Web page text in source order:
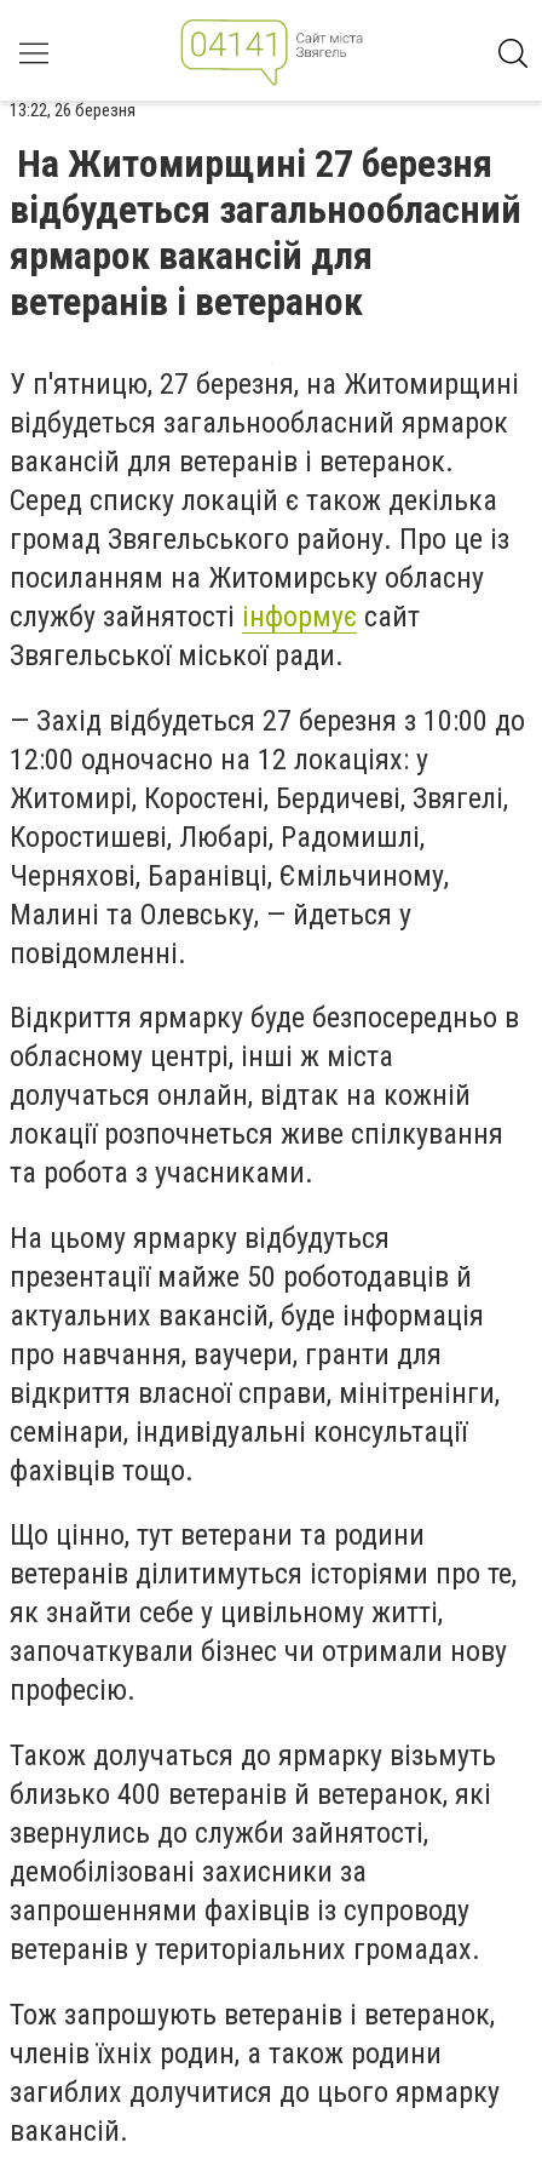
13:22, 26 березня
На Житомирщині 27 березня
відбудеться загальнообласний
ярмарок вакансій для
ветеранів і ветеранок
У п'ятницю, 27 березня, на Житомирщині
відбудеться загальнообласний ярмарок
вакансій для ветеранів і ветеранок.
Серед списку локацій є також декілька
громад Звягельського району. Про це із
посиланням на Житомирську обласну
службу зайнятості інформує сайт
Звягельської міської ради.
— Захід відбудеться 27 березня з 10:00 до
12:00 одночасно на 12 локаціях: у
Житомирі, Коростені, Бердичеві, Звягелі,
Коростишеві, Любарі, Радомишлі,
Черняхові, Баранівці, Ємільчиному,
Малині та Олевську, — йдеться у
повідомленні.
Відкриття ярмарку буде безпосередньо в
обласному центрі, інші ж міста
долучаться онлайн, відтак на кожній
локації розпочнеться живе спілкування
та робота з учасниками.
На цьому ярмарку відбудуться
презентації майже 50 роботодавців й
актуальних вакансій, буде інформація
про навчання, ваучери, гранти для
відкриття власної справи, мінітренінги,
семінари, індивідуальні консультації
фахівців тощо.
Що цінно, тут ветерани та родини
ветеранів ділитимуться історіями про те,
як знайти себе у цивільному житті,
започаткували бізнес чи отримали нову
професію.
Також долучаться до ярмарку візьмуть
близько 400 ветеранів й ветеранок, які
звернулись до служби зайнятості,
демобілізовані захисники за
запрошеннями фахівців із супроводу
ветеранів у територіальних громадах.
Тож запрошують ветеранів і ветеранок,
членів їхніх родин, а також родини
загиблих долучитися до цього ярмарку
вакансій.